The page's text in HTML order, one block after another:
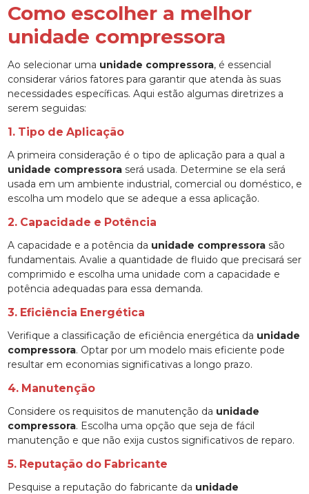
Como escolher a melhor
unidade compressora
Ao selecionar uma unidade compressora, é essencial
considerar vários fatores para garantir que atenda às suas
necessidades específicas. Aqui estão algumas diretrizes a
serem seguidas:
1. Tipo de Aplicação
A primeira consideração é o tipo de aplicação para a qual a
unidade compressoraserá usada. Determine se ela será
usada em um ambiente industrial, comercial ou doméstico, e
escolha um modelo que se adeque a essa aplicação.
2. Capacidade e Potência
A capacidade e a potência da unidade compressorasão
fundamentais. Avalie a quantidade de fluido que precisará ser
comprimido e escolha uma unidade com a capacidade e
potência adequadas para essa demanda.
3. Eficiência Energética
Verifique a classificação de eficiência energética da unidade
compressora. Optar por um modelo mais eficiente pode
resultar em economias significativas a longo prazo.
4. Manutenção
Considere os requisitos de manutenção da unidade
compressora. Escolha uma opção que seja de fácil
manutenção e que não exija custos significativos de reparo.
5. Reputação do Fabricante
Pesquise a reputação do fabricante da unidade